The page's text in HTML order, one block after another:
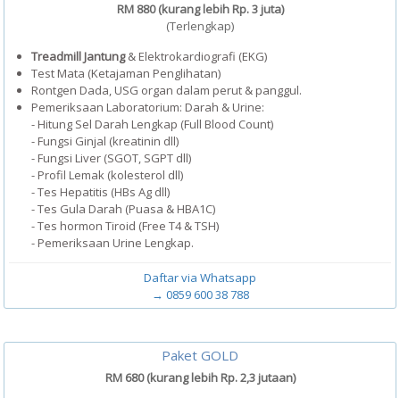
RM 880 (kurang lebih Rp. 3 juta)
(Terlengkap)
Treadmill Jantung& Elektrokardiografi (EKG)
Test Mata (Ketajaman Penglihatan)
Rontgen Dada, USG organ dalam perut & panggul.
Pemeriksaan Laboratorium: Darah & Urine:
- Hitung Sel Darah Lengkap (Full Blood Count)
- Fungsi Ginjal (kreatinin dll)
- Fungsi Liver (SGOT, SGPT dll)
- Profil Lemak (kolesterol dll)
- Tes Hepatitis (HBs Ag dll)
- Tes Gula Darah (Puasa & HBA1C)
- Tes hormon Tiroid (Free T4 & TSH)
- Pemeriksaan Urine Lengkap.
Daftar via Whatsapp
→ 0859 600 38 788
Paket GOLD
RM 680 (kurang lebih Rp. 2,3 jutaan)